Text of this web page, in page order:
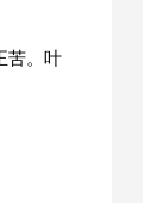
苦。叶